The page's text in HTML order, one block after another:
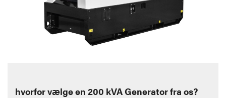
hvorfor vælge en 200 kVA Generator fra os?